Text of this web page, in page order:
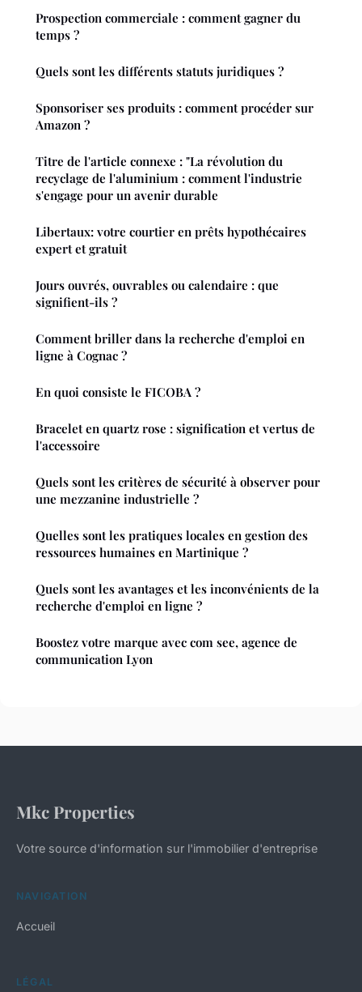
Prospection commerciale : comment gagner du
temps ?
Quels sont les différents statuts juridiques ?
Sponsoriser ses produits : comment procéder sur
Amazon ?
Titre de l'article connexe : "La révolution du
recyclage de l'aluminium : comment l'industrie
s'engage pour un avenir durable
Libertaux: votre courtier en prêts hypothécaires
expert et gratuit
Jours ouvrés, ouvrables ou calendaire : que
signifient-ils ?
Comment briller dans la recherche d'emploi en
ligne à Cognac ?
En quoi consiste le FICOBA ?
Bracelet en quartz rose : signification et vertus de
l'accessoire
Quels sont les critères de sécurité à observer pour
une mezzanine industrielle ?
Quelles sont les pratiques locales en gestion des
ressources humaines en Martinique ?
Quels sont les avantages et les inconvénients de la
recherche d'emploi en ligne ?
Boostez votre marque avec com see, agence de
communication Lyon
Mkc Properties
Votre source d'information sur l'immobilier d'entreprise
NAVIGATION
Accueil
LÉGAL